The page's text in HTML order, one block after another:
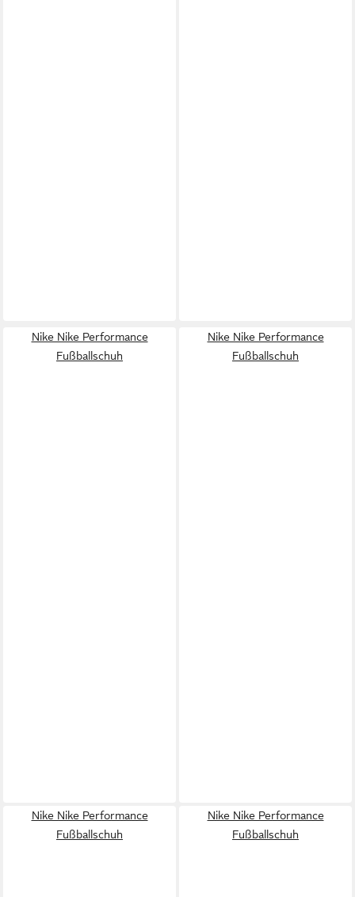
Nike Nike Performance
Fußballschuh
Nike Nike Performance
Fußballschuh
Nike Nike Performance
Fußballschuh
Nike Nike Performance
Fußballschuh